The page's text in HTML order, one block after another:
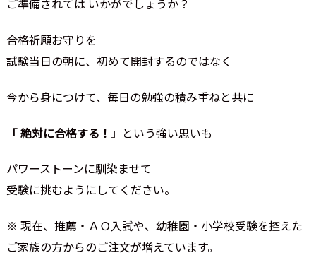
ご準備されては いかがでしょうか？
合格祈願お守りを
試験当日の朝に、初めて開封するのではなく
今から身につけて、毎日の勉強の積み重ねと共に
「 絶対に合格する！」 という強い思いも
パワーストーンに馴染ませて
受験に挑むようにしてください。
※ 現在、推薦・ＡＯ入試や、幼稚園・小学校受験を控えた
ご家族の方からのご注文が増えています。